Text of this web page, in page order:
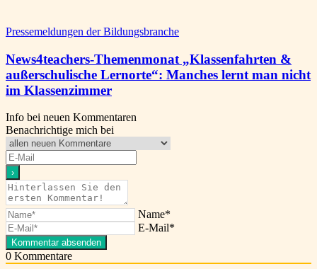
Pressemeldungen der Bildungsbranche
News4teachers-Themenmonat „Klassenfahrten &
außerschulische Lernorte“: Manches lernt man nicht
im Klassenzimmer
Info bei neuen Kommentaren
Benachrichtige mich bei
Name*
E-Mail*
0 Kommentare